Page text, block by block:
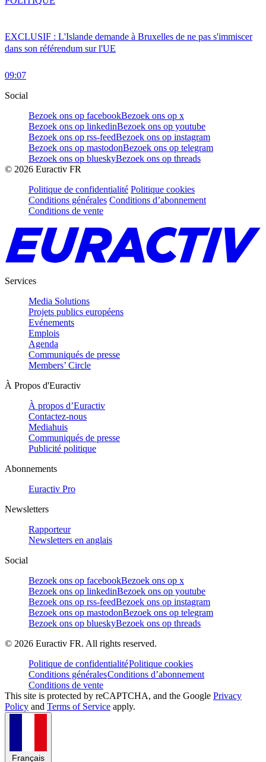
EXCLUSIF : L'Islande demande à Bruxelles de ne pas s'immiscer
dans son référendum sur l'UE
09:07
Social
Bezoek ons op facebookBezoek ons op x
Bezoek ons op linkedinBezoek ons op youtube
Bezoek ons op rss-feedBezoek ons op instagram
Bezoek ons op mastodonBezoek ons op telegram
Bezoek ons op blueskyBezoek ons op threads
© 2026 Euractiv FR
Politique de confidentialité Politique cookies
Conditions générales Conditions d’abonnement
Conditions de vente
Services
Media Solutions
Projets publics européens
Evénements
Emplois
Agenda
Communiqués de presse
Members’ Circle
À Propos d'Euractiv
À propos d’Euractiv
Contactez-nous
Mediahuis
Communiqués de presse
Publicité politique
Abonnements
Euractiv Pro
Newsletters
Rapporteur
Newsletters en anglais
Social
Bezoek ons op facebookBezoek ons op x
Bezoek ons op linkedinBezoek ons op youtube
Bezoek ons op rss-feedBezoek ons op instagram
Bezoek ons op mastodonBezoek ons op telegram
Bezoek ons op blueskyBezoek ons op threads
© 2026 Euractiv FR. All rights reserved.
Politique de confidentialitéPolitique cookies
Conditions généralesConditions d’abonnement
Conditions de vente
This site is protected by reCAPTCHA, and the Google Privacy
Policy and Terms of Service apply.
Français